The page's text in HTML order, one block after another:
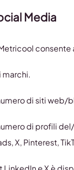
Media
marchi.
di siti web/
di profili
X, Pinterest,